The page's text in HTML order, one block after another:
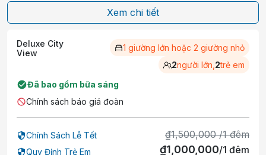
Xem chi tiết
Deluxe City
View
1 giường lớn hoặc 2 giường nhỏ
2người lớn, 2trẻ em
Đã bao gồm bữa sáng
Chính sách báo giá đoàn
Chính Sách Lễ Tết
Quy Định Trẻ Em
₫1,500,000 /1 đêm
₫1,000,000/1 đêm